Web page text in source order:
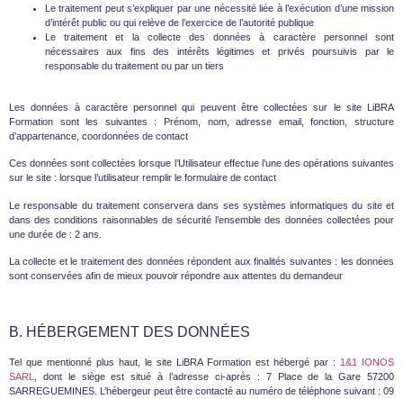
Le traitement peut s’expliquer par une nécessité liée à l’exécution d’une mission
d’intérêt public ou qui relève de l’exercice de l’autorité publique
Le traitement et la collecte des données à caractère personnel sont
nécessaires aux fins des intérêts légitimes et privés poursuivis par le
responsable du traitement ou par un tiers
Les données à caractère personnel qui peuvent être collectées sur le site LiBRA
Formation sont les suivantes : Prénom, nom, adresse email, fonction, structure
d’appartenance, coordonnées de contact
Ces données sont collectées lorsque l’Utilisateur effectue l’une des opérations suivantes
sur le site : lorsque l’utilisateur remplir le formulaire de contact
Le responsable du traitement conservera dans ses systèmes informatiques du site et
dans des conditions raisonnables de sécurité l’ensemble des données collectées pour
une durée de : 2 ans.
La collecte et le traitement des données répondent aux finalités suivantes : les données
sont conservées afin de mieux pouvoir répondre aux attentes du demandeur
B. HÉBERGEMENT DES DONNÉES
Tel que mentionné plus haut, le site LiBRA Formation est hébergé par : 1&1 IONOS
SARL
, dont le siège est situé à l’adresse ci-après : 7 Place de la Gare 57200
SARREGUEMINES. L’hébergeur peut être contacté au numéro de téléphone suivant : 09